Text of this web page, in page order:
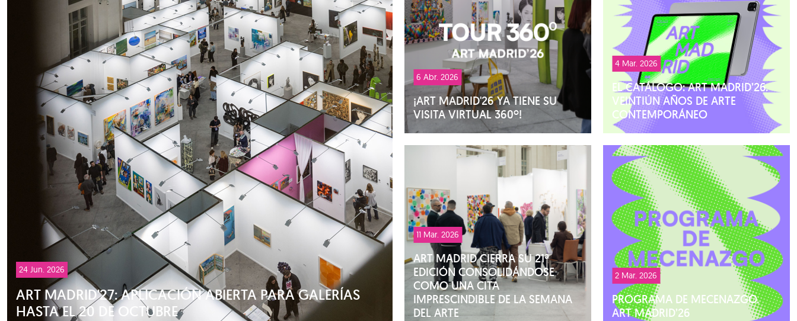
24 Jun. 2026
ART MADRID'27: APLICACIÓN ABIERTA PARA GALERÍAS
HASTA EL 20 DE OCTUBRE
6 Abr. 2026
¡ART MADRID'26 YA TIENE SU
VISITA VIRTUAL 360º!
11 Mar. 2026
ART MADRID CIERRA SU 21ª
EDICIÓN CONSOLIDÁNDOSE
COMO UNA CITA
IMPRESCINDIBLE DE LA SEMANA
DEL ARTE
4 Mar. 2026
EL CATÁLOGO: ART MADRID’26.
VEINTIÚN AÑOS DE ARTE
CONTEMPORÁNEO
2 Mar. 2026
PROGRAMA DE MECENAZGO.
ART MADRID’26